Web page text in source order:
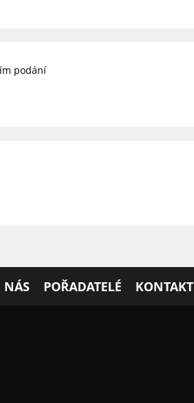
podání
NÁS POŘADATELÉ KONTAKT